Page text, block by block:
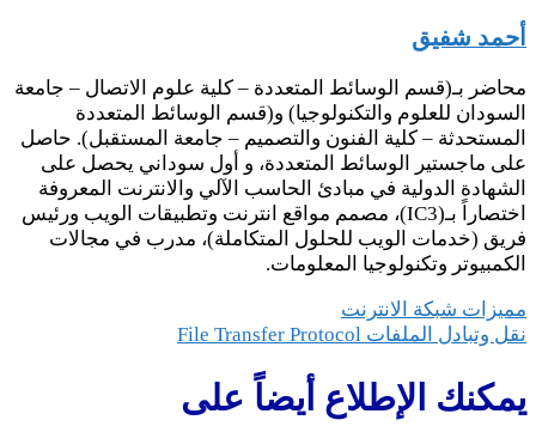
أحمد شفيق
محاضر بـ(قسم الوسائط المتعددة – كلية علوم الاتصال – جامعة
السودان للعلوم والتكنولوجيا) و(قسم الوسائط المتعددة
المستحدثة – كلية الفنون والتصميم – جامعة المستقبل). حاصل
على ماجستير الوسائط المتعددة، و أول سوداني يحصل على
الشهادة الدولية في مبادئ الحاسب الآلي والانترنت المعروفة
اختصاراً بـ(IC3)، مصمم مواقع انترنت وتطبيقات الويب ورئيس
فريق (خدمات الويب للحلول المتكاملة)، مدرب في مجالات
الكمبيوتر وتكنولوجيا المعلومات.
تصفّح
المقالات
مميزات شبكة الانترنت
نقل وتبادل الملفات File Transfer Protocol
يمكنك الإطلاع أيضاً على